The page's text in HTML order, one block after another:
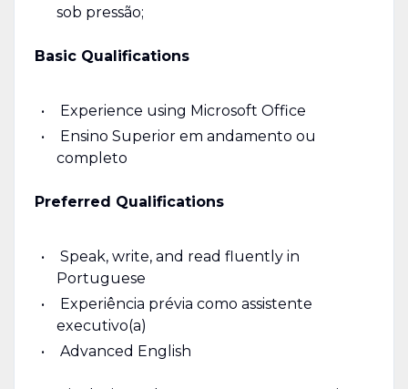
sob pressão;
Basic Qualifications
Experience using Microsoft Office
Ensino Superior em andamento ou
completo
Preferred Qualifications
Speak, write, and read fluently in
Portuguese
Experiência prévia como assistente
executivo(a)
Advanced English